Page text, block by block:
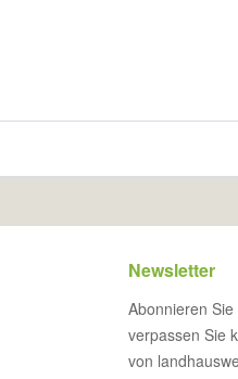
Newsletter
Abonnieren
verpassen Sie
von